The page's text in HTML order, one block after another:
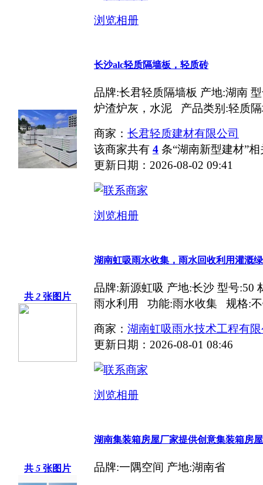
浏览相册
长沙alc轻质隔墙板，轻质砖
品牌:长君轻质隔墙板 产地:湖南
炉渣炉灰，水泥 产品类别:轻质
商家： 长君轻质建材有限公司
该商家共有 4 条“湖南新型建材”
更新日期：2026-08-02 09:41
浏览相册
共 2 张图片
湖南虹吸雨水收集，雨水回收利用灌溉
品牌:新源虹吸 产地:长沙 型号:50
雨水利用 功能:雨水收集 规格:
商家： 湖南虹吸雨水技术工程有
更新日期：2026-08-01 08:46
浏览相册
共 5 张图片
湖南集装箱房屋厂家提供创意集装箱房
品牌:一隅空间 产地:湖南省